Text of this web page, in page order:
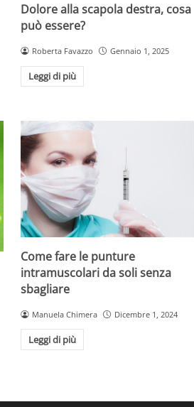
Dolore alla scapola destra, cosa
può essere?
Roberta Favazzo Gennaio 1, 2025
Leggi di più
Come fare le punture
intramuscolari da soli senza
sbagliare
Manuela Chimera Dicembre 1, 2024
Leggi di più